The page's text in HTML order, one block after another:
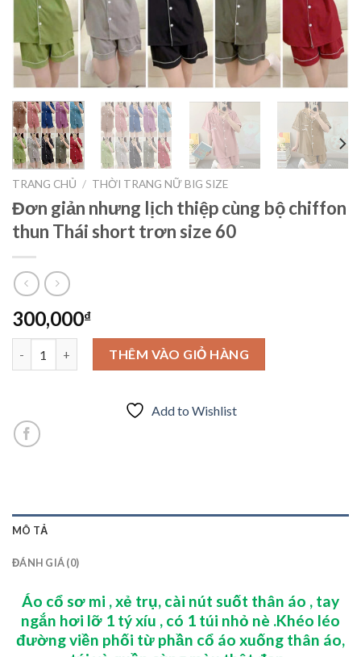
TRANG CHỦ / THỜI TRANG NỮ BIG SIZE
Đơn giản nhưng lịch thiệp cùng bộ chiffon
thun Thái short trơn size 60
300,000₫
Đơn giản nhưng lịch thiệp cùng bộ chiffon thun Thái short
THÊM VÀO GIỎ HÀNG
Add to Wishlist
MÔ TẢ
ĐÁNH GIÁ (0)
Áo cổ sơ mi , xẻ trụ, cài nút suốt thân áo , tay
ngắn hơi lỡ 1 tý xíu , có 1 túi nhỏ nè .Khéo léo
đường viền phối từ phần cổ áo xuống thân áo,